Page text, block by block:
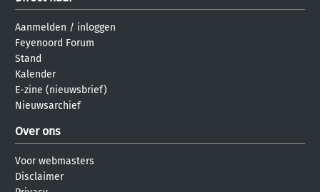
Aanmelden / inloggen
Feyenoord Forum
Stand
Kalender
E-zine (nieuwsbrief)
Nieuwsarchief
Over ons
Voor webmasters
Disclaimer